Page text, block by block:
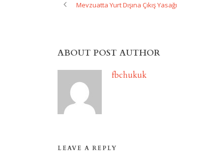
Mevzuatta Yurt Dışına Çıkış Yasağı
ABOUT POST AUTHOR
fbchukuk
LEAVE A REPLY